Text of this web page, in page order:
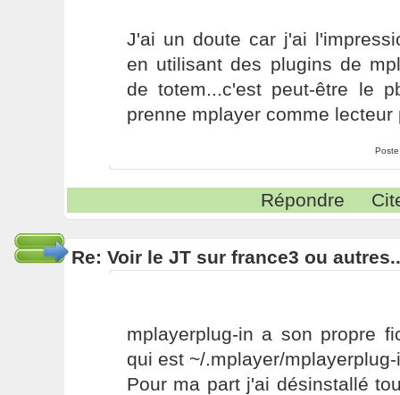
J'ai un doute car j'ai
en utilisant des plugins de
de totem...c'est peut-être le
prenne mplayer comme
Répondre
Re: Voir le JT sur france3 ou
mplayerplug-in a son propre
qui est ~/.mplayer/
Pour ma part j'ai désinstallé